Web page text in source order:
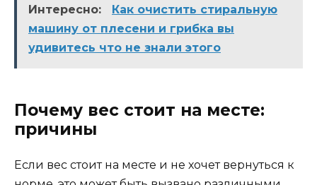
Интересно:
Как очистить стиральную
машину от плесени и грибка вы
удивитесь что не знали этого
Почему вес стоит на месте:
причины
Если вес стоит на месте и не хочет вернуться к